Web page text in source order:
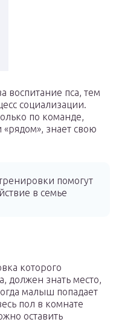
воспитание пса, тем
социализации.
по команде,
«рядом», знает свою
помогут
в семье
которого
должен знать место,
малыш попадает
пол в комнате
оставить